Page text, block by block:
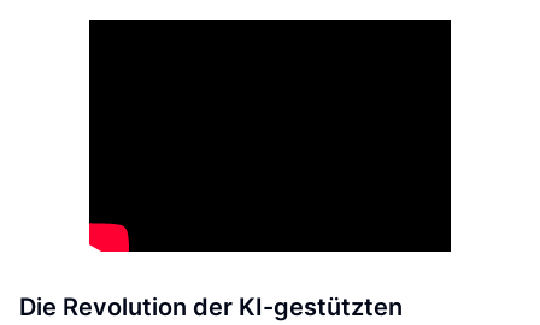
Die Revolution der KI-gestützten